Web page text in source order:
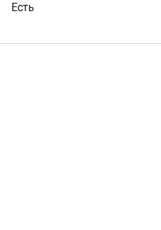
Есть